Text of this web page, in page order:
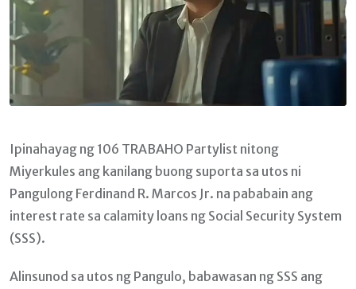
Ipinahayag ng 106 TRABAHO Partylist nitong
Miyerkules ang kanilang buong suporta sa utos ni
Pangulong Ferdinand R. Marcos Jr. na pababain ang
interest rate sa calamity loans ng Social Security System
(SSS).
Alinsunod sa utos ng Pangulo, babawasan ng SSS ang